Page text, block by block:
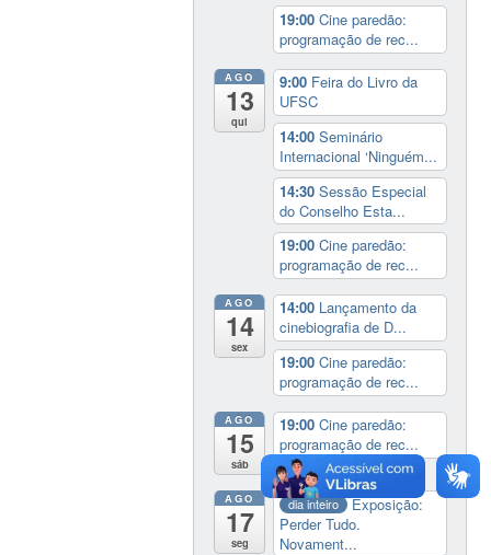
19:00Cine paredão:
programação de rec...
AGO
13
qui
9:00 Feira do Livro da
UFSC
14:00Seminário
Internacional ‘Ninguém...
14:30Sessão Especial
do Conselho Esta...
19:00Cine paredão:
programação de rec...
AGO
14
sex
14:00 Lançamento da
cinebiografia de D...
19:00Cine paredão:
programação de rec...
AGO
15
sáb
19:00Cine paredão:
programação de rec...
AGO
17
seg
dia inteiro
Exposição:
Perder Tudo.
Novament...